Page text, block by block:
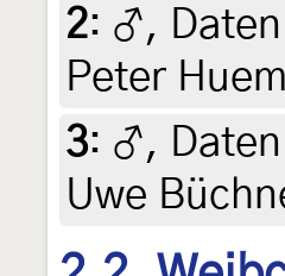
2: ♂,
Peter
3: ♂,
Uwe